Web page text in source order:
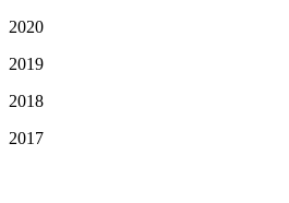
2020
2019
2018
2017